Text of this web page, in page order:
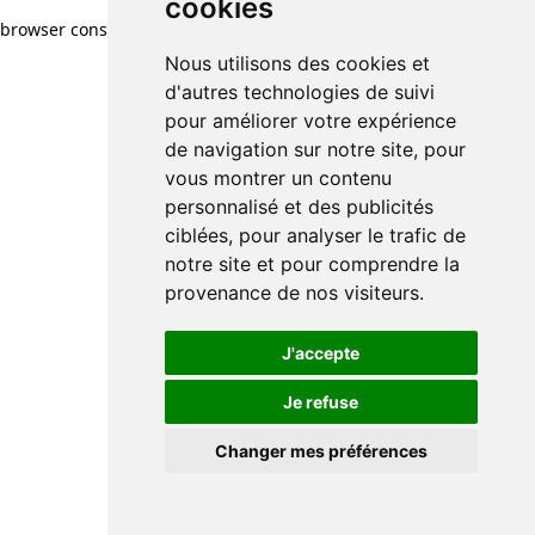
cookies
Nous utilisons des cookies et
d'autres technologies de suivi
pour améliorer votre expérience
de navigation sur notre site, pour
vous montrer un contenu
personnalisé et des publicités
ciblées, pour analyser le trafic de
notre site et pour comprendre la
provenance de nos visiteurs.
J'accepte
Je refuse
Changer mes préférences
browser console for more information)